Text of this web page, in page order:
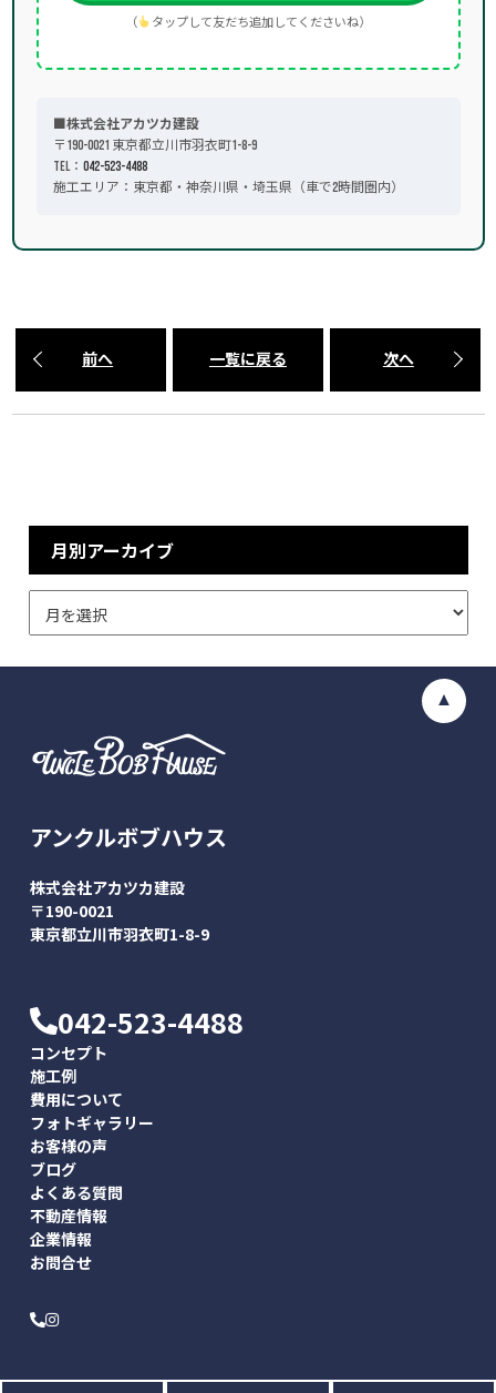
（ タップして友だち追加してくださいね）
■株式会社アカツカ建設
〒190-0021 東京都立川市羽衣町1-8-9
TEL： 042-523-4488
施工エリア：東京都・神奈川県・埼玉県（車で2時間圏内）
前へ 一覧に戻る 次へ
月別アーカイブ
アンクルボブハウス
株式会社アカツカ建設
〒190-0021
東京都立川市羽衣町1-8-9
042-523-4488
コンセプト
施工例
費用について
フォトギャラリー
お客様の声
ブログ
よくある質問
不動産情報
企業情報
お問合せ